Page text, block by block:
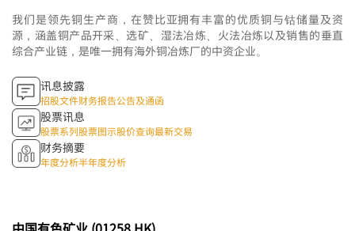
我们是领先铜生产商，在赞比亚拥有丰富的优质铜与钴储量及资
源，涵盖铜产品开采、选矿、湿法冶炼、火法冶炼以及销售的垂直
综合产业链，是唯一拥有海外铜冶炼厂的中资企业。
讯息披露
招股文件财务报告公告及通函
股票讯息
股票系列股票图示股价查询最新交易
财务摘要
年度分析半年度分析